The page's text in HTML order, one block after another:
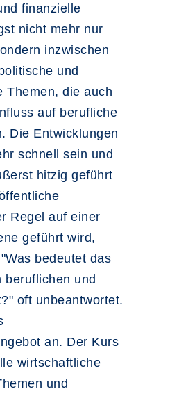
finanzielle
nicht mehr nur
inzwischen
und
Themen, die auch
auf berufliche
Die Entwicklungen
schnell sein und
hitzig geführt
Regel auf einer
geführt wird,
bedeutet das
beruflichen und
oft unbeantwortet.
an. Der Kurs
wirtschaftliche
und